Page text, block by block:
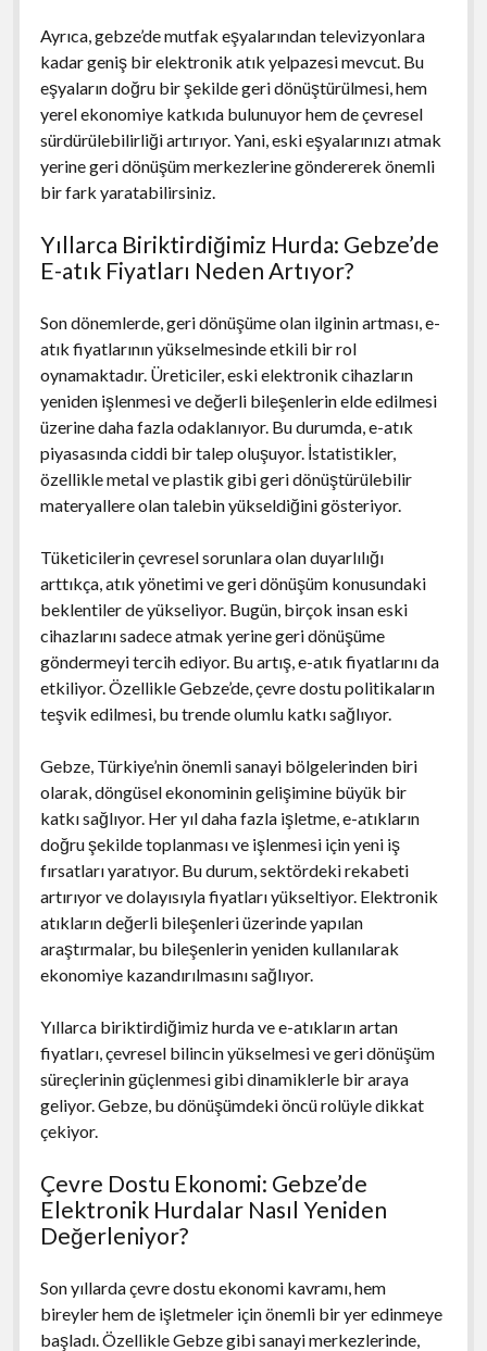
Ayrıca, gebze’de mutfak eşyalarından televizyonlara
kadar geniş bir elektronik atık yelpazesi mevcut. Bu
eşyaların doğru bir şekilde geri dönüştürülmesi, hem
yerel ekonomiye katkıda bulunuyor hem de çevresel
sürdürülebilirliği artırıyor. Yani, eski eşyalarınızı atmak
yerine geri dönüşüm merkezlerine göndererek önemli
bir fark yaratabilirsiniz.
Yıllarca Biriktirdiğimiz Hurda: Gebze’de
E-atık Fiyatları Neden Artıyor?
Son dönemlerde, geri dönüşüme olan ilginin artması, e-
atık fiyatlarının yükselmesinde etkili bir rol
oynamaktadır. Üreticiler, eski elektronik cihazların
yeniden işlenmesi ve değerli bileşenlerin elde edilmesi
üzerine daha fazla odaklanıyor. Bu durumda, e-atık
piyasasında ciddi bir talep oluşuyor. İstatistikler,
özellikle metal ve plastik gibi geri dönüştürülebilir
materyallere olan talebin yükseldiğini gösteriyor.
Tüketicilerin çevresel sorunlara olan duyarlılığı
arttıkça, atık yönetimi ve geri dönüşüm konusundaki
beklentiler de yükseliyor. Bugün, birçok insan eski
cihazlarını sadece atmak yerine geri dönüşüme
göndermeyi tercih ediyor. Bu artış, e-atık fiyatlarını da
etkiliyor. Özellikle Gebze’de, çevre dostu politikaların
teşvik edilmesi, bu trende olumlu katkı sağlıyor.
Gebze, Türkiye’nin önemli sanayi bölgelerinden biri
olarak, döngüsel ekonominin gelişimine büyük bir
katkı sağlıyor. Her yıl daha fazla işletme, e-atıkların
doğru şekilde toplanması ve işlenmesi için yeni iş
fırsatları yaratıyor. Bu durum, sektördeki rekabeti
artırıyor ve dolayısıyla fiyatları yükseltiyor. Elektronik
atıkların değerli bileşenleri üzerinde yapılan
araştırmalar, bu bileşenlerin yeniden kullanılarak
ekonomiye kazandırılmasını sağlıyor.
Yıllarca biriktirdiğimiz hurda ve e-atıkların artan
fiyatları, çevresel bilincin yükselmesi ve geri dönüşüm
süreçlerinin güçlenmesi gibi dinamiklerle bir araya
geliyor. Gebze, bu dönüşümdeki öncü rolüyle dikkat
çekiyor.
Çevre Dostu Ekonomi: Gebze’de
Elektronik Hurdalar Nasıl Yeniden
Değerleniyor?
Son yıllarda çevre dostu ekonomi kavramı, hem
bireyler hem de işletmeler için önemli bir yer edinmeye
başladı. Özellikle Gebze gibi sanayi merkezlerinde,